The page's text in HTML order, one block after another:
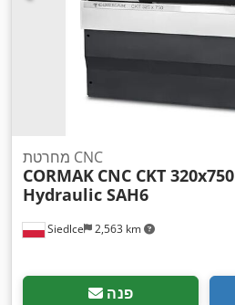
Siedlce 2,563 km
מחרטת CNC
CORMAK CNC CKT 320x750
Hydraulic SAH6
פנה